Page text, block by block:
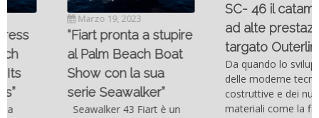
Marzo 19, 2023
“Fiart pronta a stupire
al Palm Beach Boat
Show con la sua
serie Seawalker”
Seawalker 43 Fiart è un
SC- 46 il catamarano
ad alte prestazioni
targato Outerlimits.
Da quando lo sviluppo
delle moderne tecnologie
costruttive e dei nuovi
materiali come la fibra di